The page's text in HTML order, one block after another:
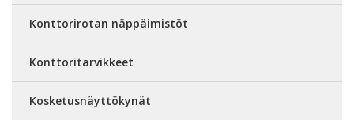
Konttorirotan näppäimistöt
Konttoritarvikkeet
Kosketusnäyttökynät